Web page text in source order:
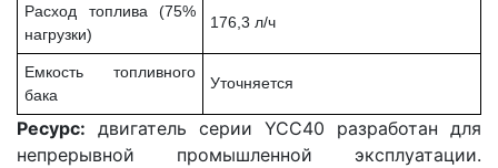
Расход топлива (75%
нагрузки)
176,3 л/ч
Емкость топливного
бака
Уточняется
Ресурс: двигатель серии YCC40 разработан для
непрерывной промышленной эксплуатации.